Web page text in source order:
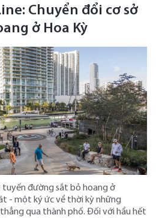
Chuyển đổi cơ sở
ở Hoa Kỳ
đường sắt bỏ hoang ở
- một ký ức về thời kỳ những
qua thành phố. Đối với hầu hết